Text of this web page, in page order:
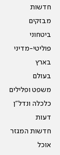
חדשות
מבזקים
ביטחוני
פוליטי-מדיני
בארץ
בעולם
משפט ופלילים
כלכלה ונדל"ן
דעות
חדשות המגזר
אוכל